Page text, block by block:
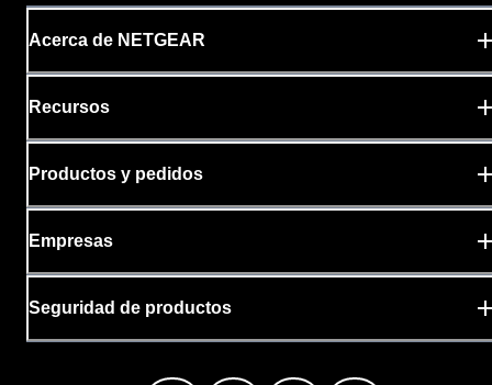
Acerca de NETGEAR
Recursos
Productos y pedidos
Empresas
Seguridad de productos